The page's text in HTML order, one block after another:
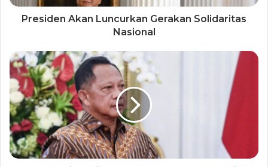
Presiden Akan Luncurkan Gerakan Solidaritas
Nasional